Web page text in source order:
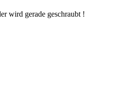
wird gerade geschraubt !